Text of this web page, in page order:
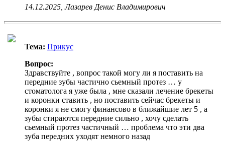
14.12.2025, Лазарев Денис Владимирович
Тема: Прикус
Вопрос:
Здравствуйте , вопрос такой могу ли я поставить на
передние зубы частично сьемный протез … у
стоматолога я уже была , мне сказали лечение брекеты
и коронки ставить , но поставить сейчас брекеты и
коронки я не смогу финансово в ближайшие лет 5 , а
зубы стираются передние сильно , хочу сделать
сьемный протез частичный … проблема что эти два
зуба передних уходят немного назад